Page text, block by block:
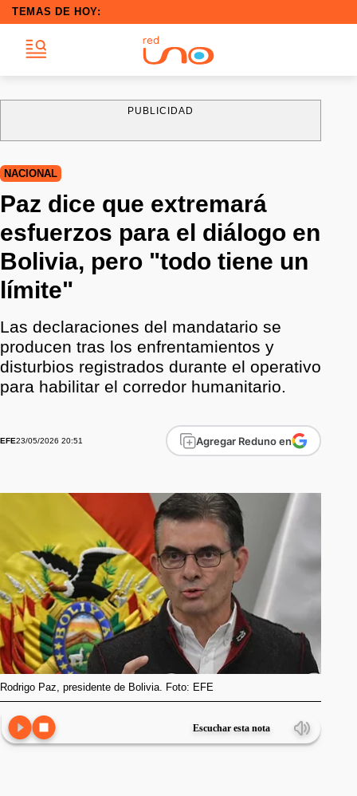
TEMAS DE HOY:
PUBLICIDAD
NACIONAL
Paz dice que extremará
esfuerzos para el diálogo en
Bolivia, pero "todo tiene un
límite"
Las declaraciones del mandatario se
producen tras los enfrentamientos y
disturbios registrados durante el operativo
para habilitar el corredor humanitario.
EFE23/05/2026 20:51 Agregar Reduno en
Rodrigo Paz, presidente de Bolivia. Foto: EFE
Escuchar esta nota